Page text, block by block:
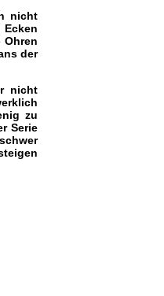
nicht
Ecken
der
nicht
zu
Serie